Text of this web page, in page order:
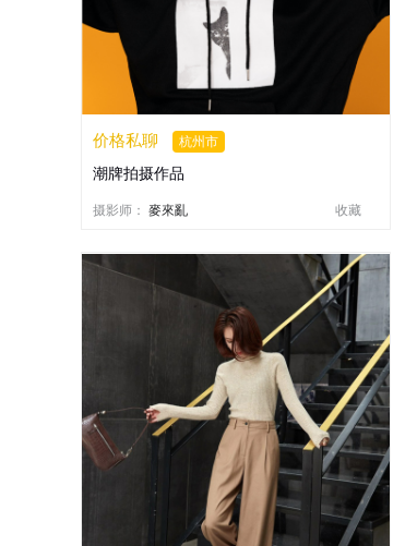
价格私聊 杭州市
潮牌拍摄作品
摄影师： 麥來亂 收藏